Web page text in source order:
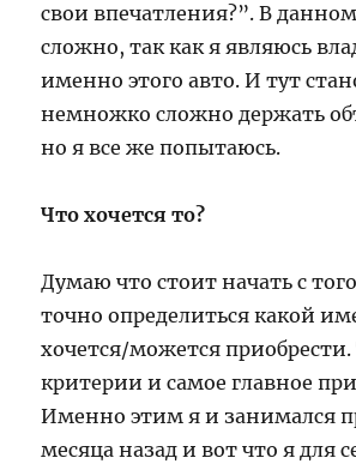
свои впечатления?”. В данном
сложно, так как я являюсь
именно этого авто. И тут
немножко сложно держать
но я все же попытаюсь.
Что хочется то?
Думаю что стоит начать с
точно определиться какой
хочется/можется
критерии и самое главное
Именно этим я и занимался
месяца назад и вот что я для